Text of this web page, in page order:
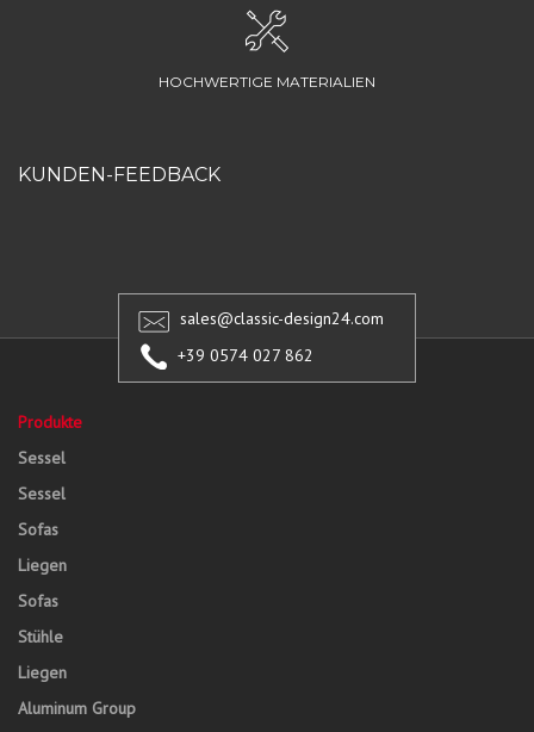
HOCHWERTIGE MATERIALIEN
KUNDEN-FEEDBACK
sales@classic-design24.com
+39 0574 027 862
Produkte
Sessel
Sessel
Sofas
Liegen
Sofas
Stühle
Liegen
Aluminum Group